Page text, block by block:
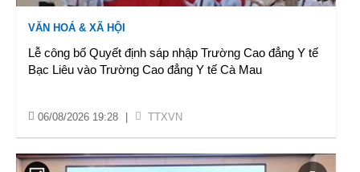
VĂN HOÁ & XÃ HỘI
Lễ công bố Quyết định sáp nhập Trường Cao đẳng Y tế
Bạc Liêu vào Trường Cao đẳng Y tế Cà Mau
06/08/2026 19:28 TTXVN